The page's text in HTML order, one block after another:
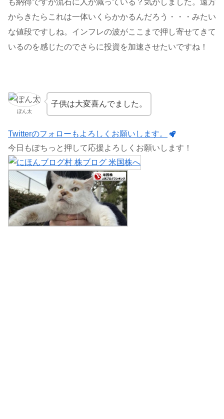
からきたらこれは一体いくらかかるんだろう・・・みたい
な値段ですしね。インフレの波がここまで押し寄せてきて
いるのを感じたのでさらに投資を加速させたいですね！
ぽん太
子供は大変喜んでました。
Twitterのフォローもよろしくお願いします。
今日もぽちっと押して応援よろしくお願いします！